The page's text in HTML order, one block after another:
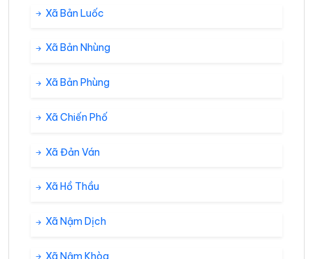
Xã Bản Luốc
Xã Bản Nhùng
Xã Bản Phùng
Xã Chiến Phố
Xã Đản Ván
Xã Hồ Thầu
Xã Nậm Dịch
Xã Nậm Khòa